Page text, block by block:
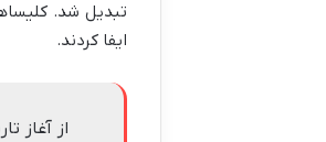
تبدیل شد.
ایفا کردند.
از آغاز